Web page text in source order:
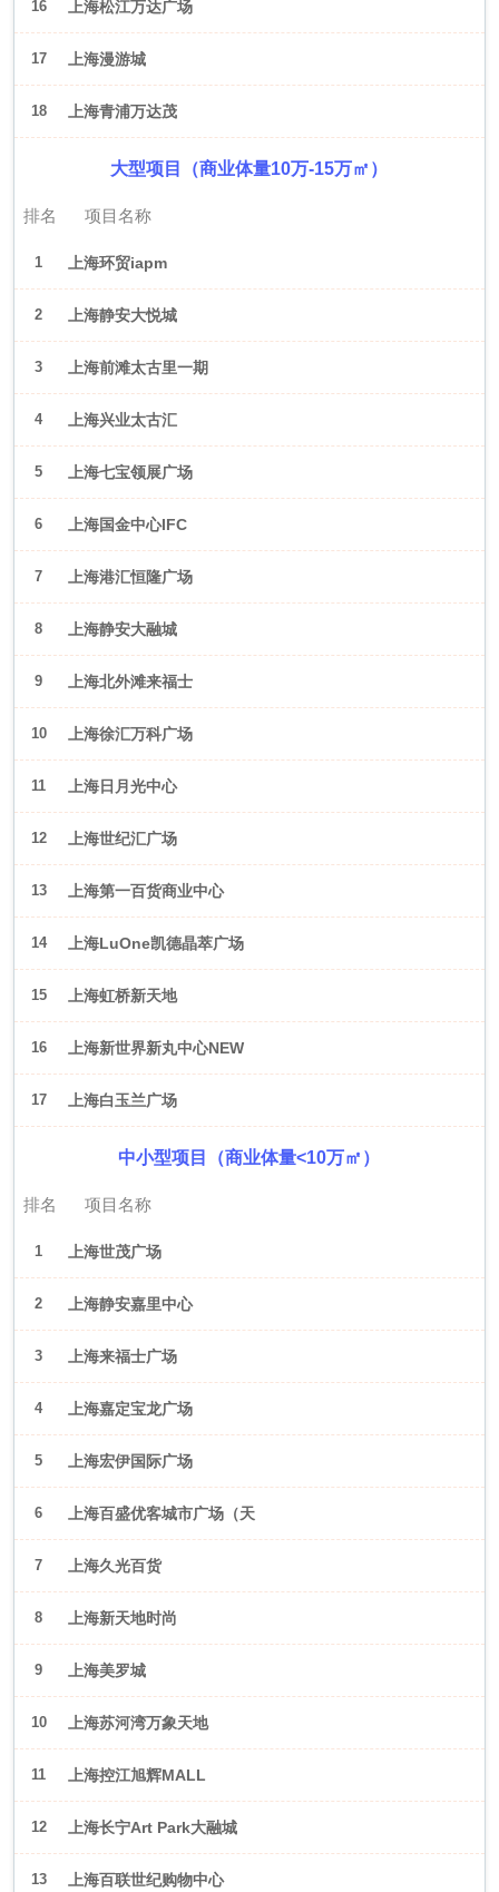
16 上海松江万达广场
17 上海漫游城
18 上海青浦万达茂
大型项目（商业体量10万-15万㎡）
排名 项目名称
1 上海环贸iapm
2 上海静安大悦城
3 上海前滩太古里一期
4 上海兴业太古汇
5 上海七宝领展广场
6 上海国金中心IFC
7 上海港汇恒隆广场
8 上海静安大融城
9 上海北外滩来福士
10 上海徐汇万科广场
11 上海日月光中心
12 上海世纪汇广场
13 上海第一百货商业中心
14 上海LuOne凯德晶萃广场
15 上海虹桥新天地
16 上海新世界新丸中心NEW
ONE
17 上海白玉兰广场
中小型项目（商业体量<10万㎡）
排名 项目名称
1 上海世茂广场
2 上海静安嘉里中心
3 上海来福士广场
4 上海嘉定宝龙广场
5 上海宏伊国际广场
6 上海百盛优客城市广场（天
山店）
7 上海久光百货
8 上海新天地时尚
9 上海美罗城
10 上海苏河湾万象天地
11 上海控江旭辉MALL
12 上海长宁Art Park大融城
13 上海百联世纪购物中心